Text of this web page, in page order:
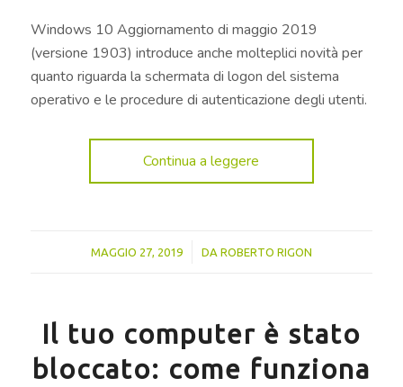
Windows 10 Aggiornamento di maggio 2019
(versione 1903) introduce anche molteplici novità per
quanto riguarda la schermata di logon del sistema
operativo e le procedure di autenticazione degli utenti.
Continua a leggere
MAGGIO 27, 2019
/ DA ROBERTO RIGON
Il tuo computer è stato
bloccato: come funziona